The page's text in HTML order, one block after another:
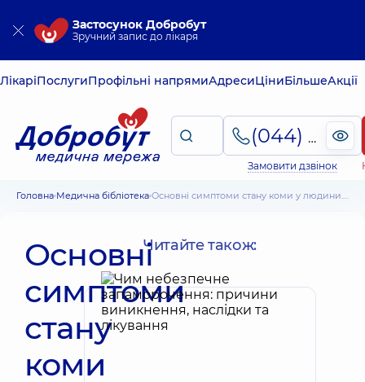
Застосунок Добробут
Зручний запис до лікаря
ЛікаріПослугиПрофільні напрямиАдресиЦіниБільшеАкції
(044) 495-2-888
Замовити дзвінок
Головна Медична бібліотека Основні симптоми стану коми у людини. Перша допомога
Основні
симптоми
стану
коми
Читайте також: